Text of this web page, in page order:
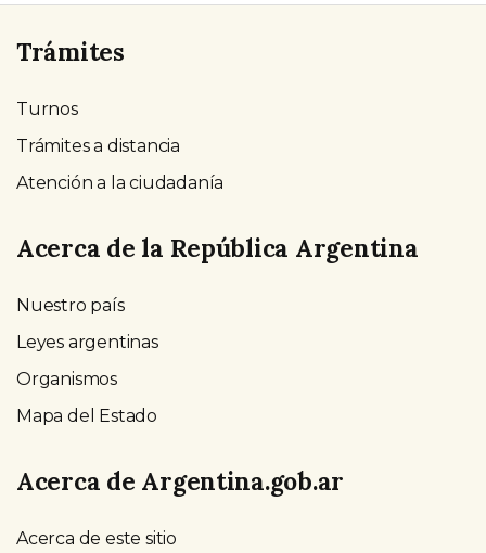
Trámites
Turnos
Trámites a distancia
Atención a la ciudadanía
Acerca de la República Argentina
Nuestro país
Leyes argentinas
Organismos
Mapa del Estado
Acerca de Argentina.gob.ar
Acerca de este sitio